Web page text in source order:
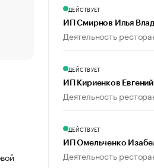
Что обвинения против
пользователей
ДЕЙСТВУЕТ
ИП Смирнов Илья
Деятельность
ДЕЙСТВУЕТ
ИП Кириенков
Деятельность
ДЕЙСТВУЕТ
ИП Омельченко
Деятельность